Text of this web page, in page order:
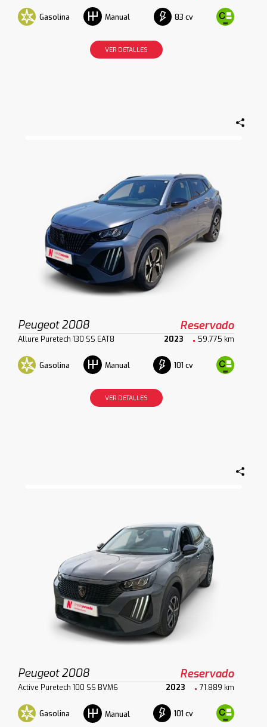
Gasolina Manual 83 cv
VER DETALLES
Peugeot 2008 Reservado
Allure Puretech 130 SS EAT8 2023 59.775 km
Gasolina Manual 101 cv
VER DETALLES
Peugeot 2008 Reservado
Active Puretech 100 SS BVM6 2023 71.889 km
Gasolina Manual 101 cv